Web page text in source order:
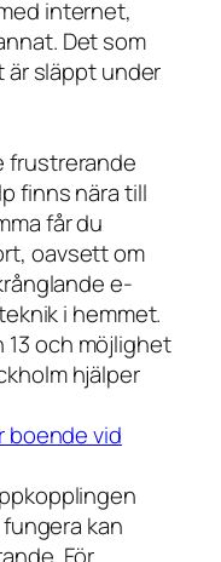
internet,
Det som
är släppt under
frustrerande
finns nära till
får du
oavsett om
e-
i hemmet.
13 och möjlighet
hjälper
boende vid
kan